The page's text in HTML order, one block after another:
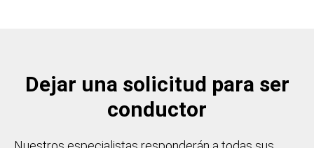
Dejar una solicitud para ser
conductor